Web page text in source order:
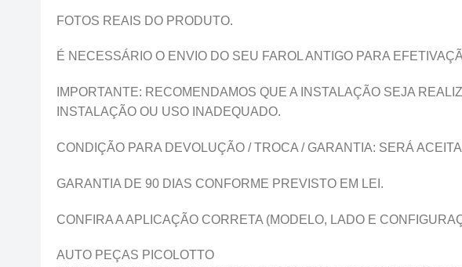
FOTOS REAIS DO PRODUTO.
É NECESSÁRIO O ENVIO DO SEU FAROL ANTIGO PARA
IMPORTANTE: RECOMENDAMOS QUE A INSTALAÇÃO SEJA
INSTALAÇÃO OU USO INADEQUADO.
CONDIÇÃO PARA DEVOLUÇÃO / TROCA / GARANTIA: SERÁ
GARANTIA DE 90 DIAS CONFORME PREVISTO EM LEI.
CONFIRA A APLICAÇÃO CORRETA (MODELO, LADO E
AUTO PEÇAS PICOLOTTO